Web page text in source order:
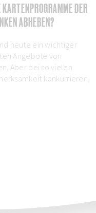
DER
ABHEBEN?
heute ein wichtiger
Angebote von
Aber bei so vielen
konkurrieren,